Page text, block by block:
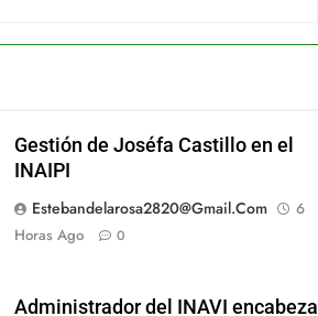
Gestión de Joséfa Castillo en el
INAIPI
Estebandelarosa2820@gmail.com
6
Horas Ago
0
Administrador del INAVI encabeza